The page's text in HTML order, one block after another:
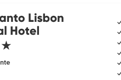
Lisbon
Hotel